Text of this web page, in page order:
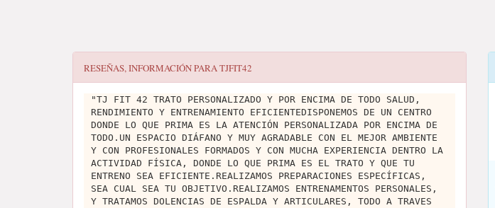
RESEÑAS, INFORMACIÓN PARATJFIT42
"TJ FIT 42 TRATO PERSONALIZADO Y POR ENCIMA DE TODO SALUD,
RENDIMIENTO Y ENTRENAMIENTO EFICIENTEDISPONEMOS DE UN CENTRO
DONDE LO QUE PRIMA ES LA ATENCIÓN PERSONALIZADA POR ENCIMA DE
TODO.UN ESPACIO DIÁFANO Y MUY AGRADABLE CON EL MEJOR AMBIENTE
Y CON PROFESIONALES FORMADOS Y CON MUCHA EXPERIENCIA DENTRO LA
ACTIVIDAD FÍSICA, DONDE LO QUE PRIMA ES EL TRATO Y QUE TU
ENTRENO SEA EFICIENTE.REALIZAMOS PREPARACIONES ESPECÍFICAS,
SEA CUAL SEA TU OBJETIVO.REALIZAMOS ENTRENAMENTOS PERSONALES,
Y TRATAMOS DOLENCIAS DE ESPALDA Y ARTICULARES, TODO A TRAVES